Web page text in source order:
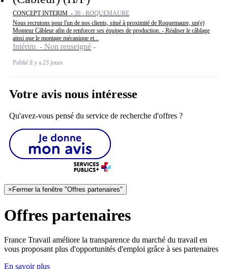
CONCEPT INTERIM - 30 - ROQUEMAURE
Nous recrutons pour l'un de nos clients, situé à proximité de Roquemaure, un(e)
Monteur Câbleur afin de renforcer ses équipes de production. - Réaliser le câblage
ainsi que le montage mécanique et...
Intérim - Non renseigné
Publié il y a 23 jours
Votre avis nous intéresse
Qu'avez-vous pensé du service de recherche d'offres ?
× Fermer la fenêtre "Offres partenaires"
Offres partenaires
France Travail améliore la transparence du marché du travail en
vous proposant plus d'opportunités d'emploi grâce à ses partenaires
En savoir plus